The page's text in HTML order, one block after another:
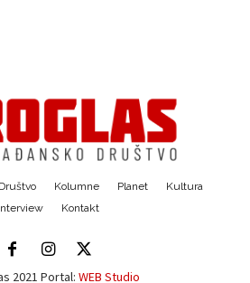
Društvo Kolumne Planet
Kultura
Kontakt
2021 Portal: WEB Studio